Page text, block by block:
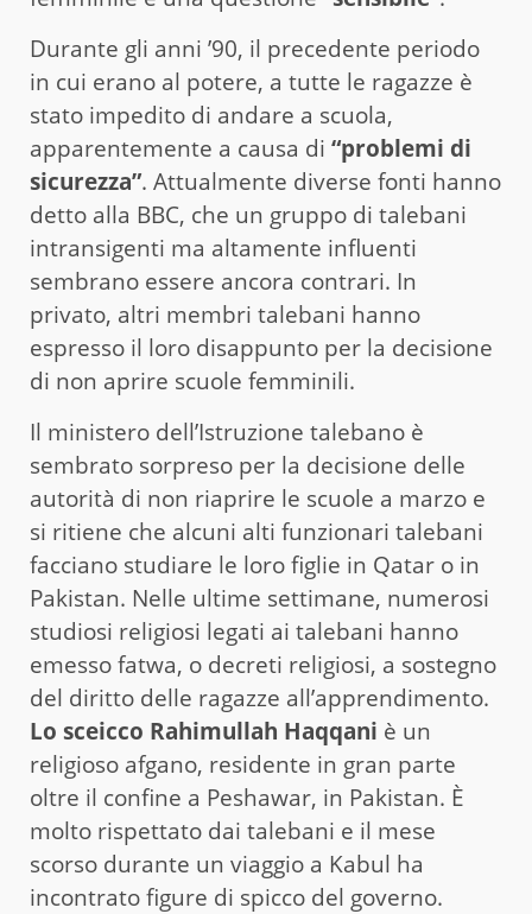
Durante gli anni ’90, il precedente periodo
in cui erano al potere, a tutte le ragazze è
stato impedito di andare a scuola,
apparentemente a causa di “problemi di
sicurezza”. Attualmente diverse fonti hanno
detto alla BBC, che un gruppo di talebani
intransigenti ma altamente influenti
sembrano essere ancora contrari. In
privato, altri membri talebani hanno
espresso il loro disappunto per la decisione
di non aprire scuole femminili.
Il ministero dell’Istruzione talebano è
sembrato sorpreso per la decisione delle
autorità di non riaprire le scuole a marzo e
si ritiene che alcuni alti funzionari talebani
facciano studiare le loro figlie in Qatar o in
Pakistan. Nelle ultime settimane, numerosi
studiosi religiosi legati ai talebani hanno
emesso fatwa, o decreti religiosi, a sostegno
del diritto delle ragazze all’apprendimento.
Lo sceicco Rahimullah Haqqani è un
religioso afgano, residente in gran parte
oltre il confine a Peshawar, in Pakistan. È
molto rispettato dai talebani e il mese
scorso durante un viaggio a Kabul ha
incontrato figure di spicco del governo.